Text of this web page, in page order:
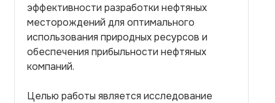
эффективности разработки нефтяных
месторождений для оптимального
использования природных ресурсов и
обеспечения прибыльности нефтяных
компаний.
Целью работы является исследование